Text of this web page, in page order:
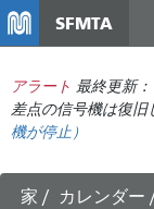
SFMTA
アラート 最終更新
差点の信号機は復旧
機が停止）
家 カレンダー